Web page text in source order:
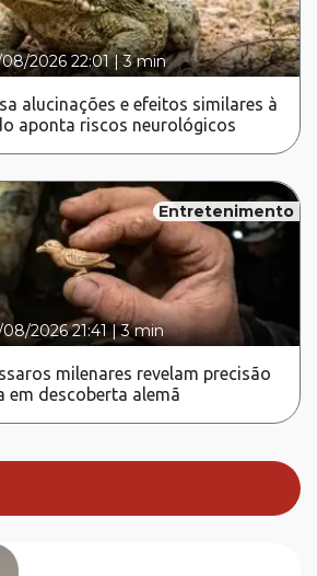
2026 22:01|3 min
alucinações e efeitos similares à
aponta riscos neurológicos
Entretenimento
08/2026 21:41 |3 min
milenares revelam precisão
em descoberta alemã